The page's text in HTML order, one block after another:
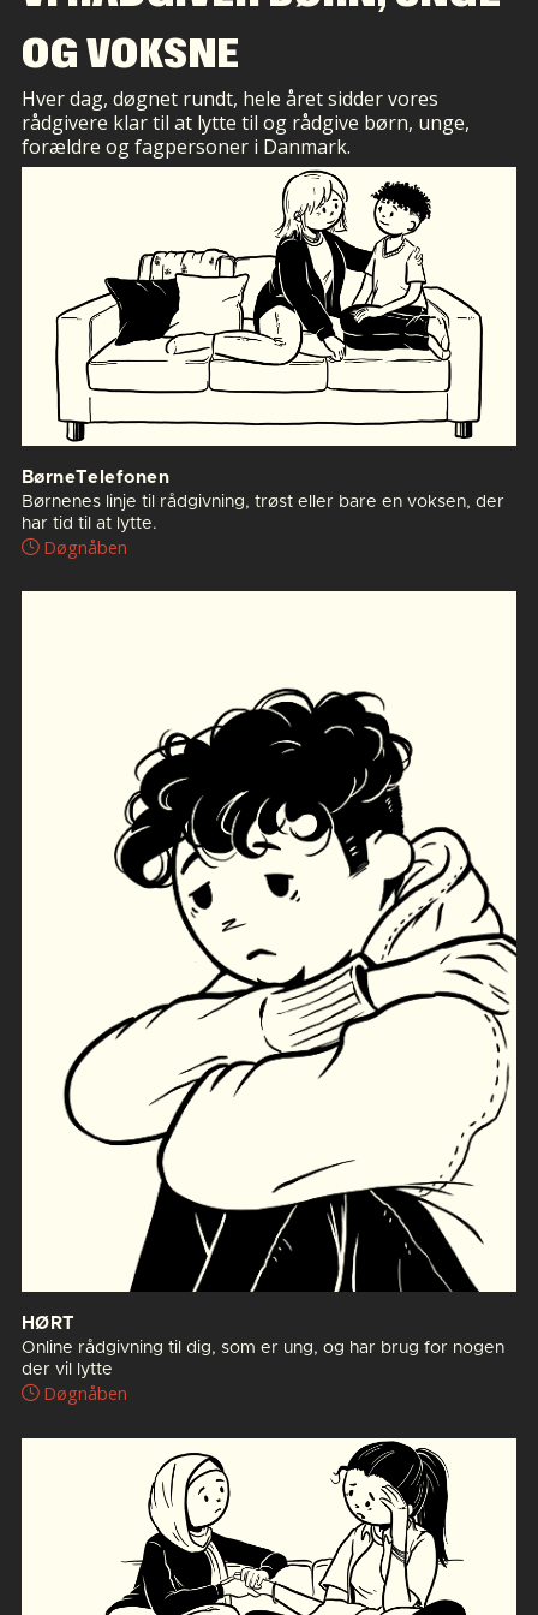
BørneTelefonen har tlf. 116 111, og det er
gratis og anonymt at ringe, sms’e eller chatte.
HØRT er en døgnåben chat, som man tilgår via
hørt.dk.
BørneTelefonen har eksisteret siden 1987 og
har åbent alle dage året rundt.
OG VOKSNE
Hver dag, døgnet rundt, hele året sidder vores
rådgivere klar til at lytte til og rådgive børn, unge,
forældre og fagpersoner i Danmark.
BørneTelefonen
Børnenes linje til rådgivning, trøst eller bare en voksen, der
har tid til at lytte.
Døgnåben
HØRT
Online rådgivning til dig, som er ung, og har brug for nogen
der vil lytte
Døgnåben